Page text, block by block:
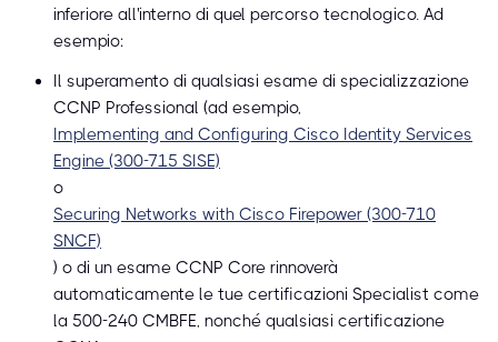
inferiore all'interno di quel percorso tecnologico. Ad
esempio:
Il superamento di qualsiasi esame di specializzazione
CCNP Professional (ad esempio,
Implementing and Configuring Cisco Identity Services
Engine (300-715 SISE)
o
Securing Networks with Cisco Firepower (300-710
SNCF)
) o di un esame CCNP Core rinnoverà
automaticamente le tue certificazioni Specialist come
la 500-240 CMBFE, nonché qualsiasi certificazione